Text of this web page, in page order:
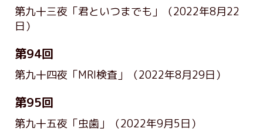
第九十三夜「君といつまでも」
（2022年8月22
日）
第94回
第九十四夜「MRI検査」 （2022年8月29日）
第95回
第九十五夜「虫歯」 （2022年9月5日）